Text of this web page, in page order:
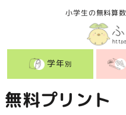
ン
テ
ン
小学生の無料算
学年別
無料プリント